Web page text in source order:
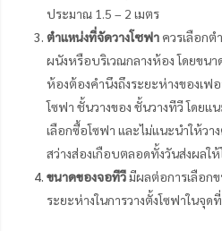
ประมาณ 1.5 – 2 เมตร
ตำแหน่งที่จัดวางโซฟา ควรเลือกต
ผนังหรือบริเวณกลางห้อง โดยขน
ห้องต้องคำนึงถึงระยะห่างของเฟ
โซฟา ชั้นวางของ ชั้นวางทีวี โดย
เลือกซื้อโซฟา และไม่แนะนำให้วา
สว่างส่องเกือบตลอดทั้งวันส่งผลใ
ขนาดของจอทีวีมีผลต่อการเลือก
ระยะห่างในการวางตั้งโซฟาในจุด